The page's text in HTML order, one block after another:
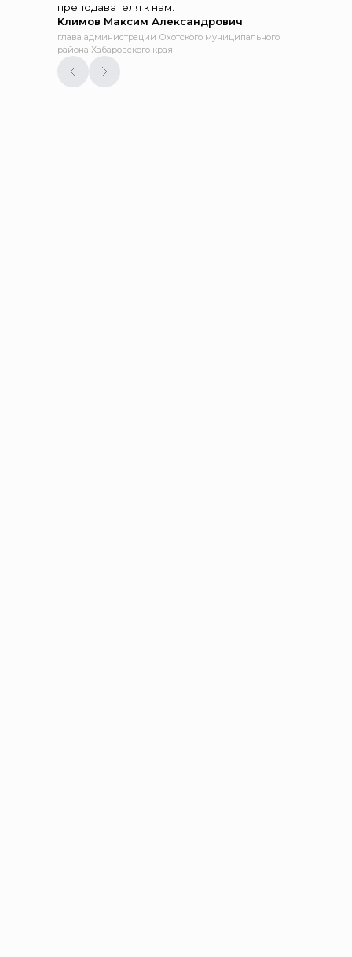
преподавателя к нам.
Климов Максим Александрович
глава администрации Охотского муниципального
района Хабаровского края